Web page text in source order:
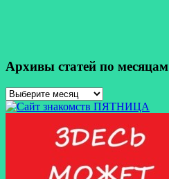
Архивы статей по месяцам
Архивы
статей